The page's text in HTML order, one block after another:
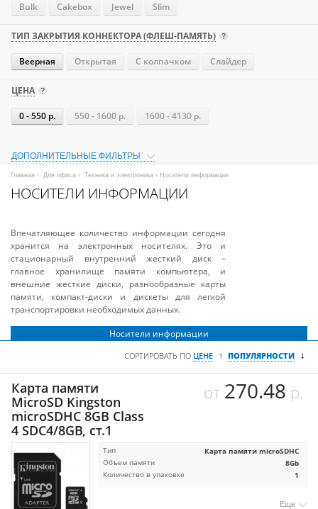
Bulk Cakebox Jewel Slim
ТИП ЗАКРЫТИЯ КОННЕКТОРА (ФЛЕШ-ПАМЯТЬ)
Веерная Открытая С колпачком Слайдер
ЦЕНА
0 - 550 р. 550 - 1600 р. 1600 - 4130 р.
ДОПОЛНИТЕЛЬНЫЕ ФИЛЬТРЫ
Главная › Для офиса › Техника и электроника › Носители информации
НОСИТЕЛИ ИНФОРМАЦИИ
Впечатляющее количество информации сегодня
хранится на электронных носителях. Это и
стационарный внутренний жесткий диск –
главное хранилище памяти компьютера, и
внешние жесткие диски, разнообразные карты
памяти, компакт-диски и дискеты для легкой
транспортировки необходимых данных.
Носители информации
СОРТИРОВАТЬ ПО ЦЕНЕ ↑ ПОПУЛЯРНОСТИ ↓
Карта памяти
MicroSD Kingston
microSDHC 8GB Class
4 SDC4/8GB, ст.1
от 270.48 р.
Тип Карта памяти microSDHC
Объем памяти 8Gb
Количество в упаковке 1
Еще